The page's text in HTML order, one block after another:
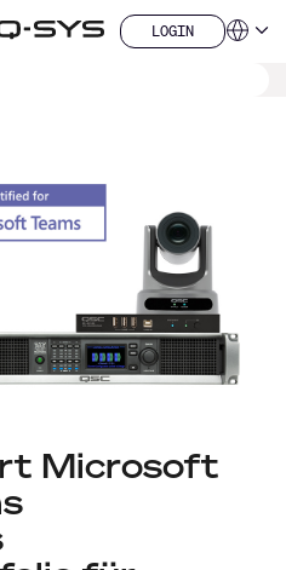
LOGIN
LOGIN
Microsoft